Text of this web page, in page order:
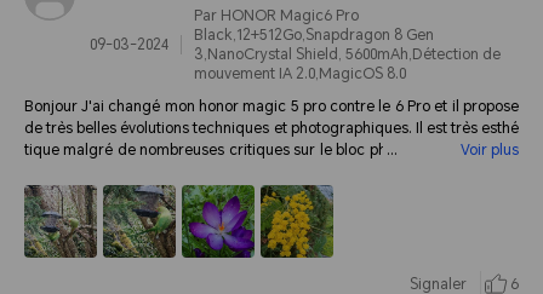
09-03-2024
Par HONOR Magic6 Pro
Black,12+512Go,Snapdragon 8 Gen
3,NanoCrystal Shield, 5600mAh,Détection de
mouvement IA 2.0,MagicOS 8.0
Bonjour J'ai changé mon honor magic 5 pro contre le 6 Pro et il propose
de très belles évolutions techniques et photographiques. Il est très esthé
tique malgré de nombreuses critiques sur le bloc photo. Celui-ci est trè
Google pixel 8 pro, le galaxy s24 ultra plusieurs jours en conditions quoti
diennes, et franchement pour rien au monde je me séparais du magic 6
Pro. Parfait. Merci Honor.
Voir plus
Signaler 6